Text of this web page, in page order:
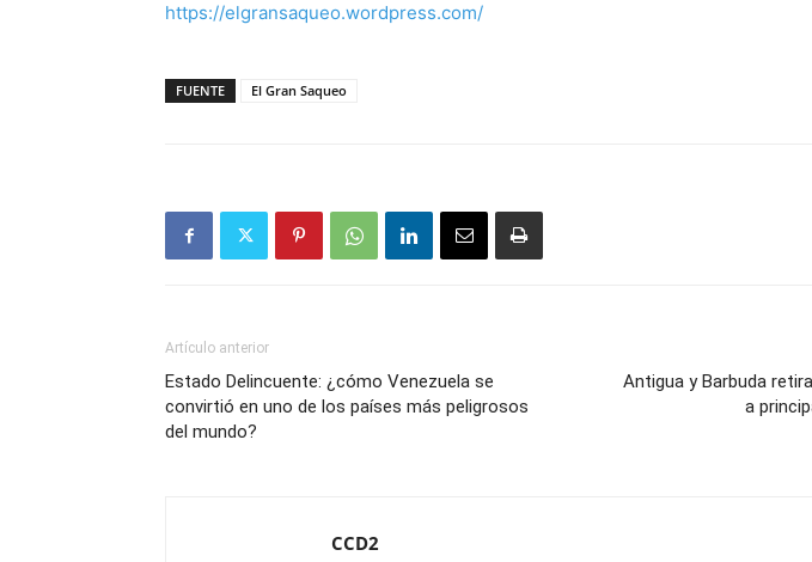
https://elgransaqueo.wordpress.com/
FUENTE El Gran Saqueo
Artículo anterior
Estado Delincuente: ¿cómo Venezuela se
convirtió en uno de los países más peligrosos
del mundo?
Antigua y Barbuda
a
CCD2